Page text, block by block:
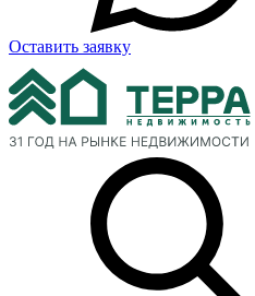
Оставить заявку